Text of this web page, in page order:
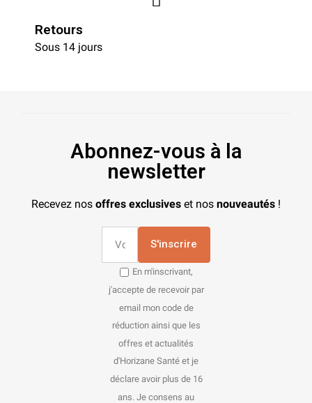
Retours
Sous 14 jours
Abonnez-vous à la
newsletter
Recevez nos offres exclusives et nos nouveautés !
S'inscrire
En m'inscrivant,
j'accepte de recevoir par
email mon code de
réduction ainsi que les
offres et actualités
d'Horizane Santé et je
déclare avoir plus de 16
ans. Je consens au